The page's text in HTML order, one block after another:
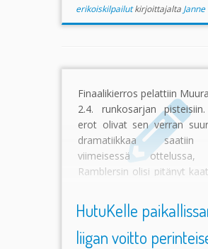
erikoiskilpailutkirjoittajalta Janne
Finaalikierros pelattiin
2.4. runkosarjan
erot olivat sen verran
dramatiikkaa
viimeisessä ottelussa,
Ramblersin olisi pitänyt
pronssille. JBC 1 […]
HutuKelle
liigan voitto